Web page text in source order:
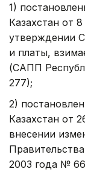
1)
Казахстан от
утверждении
и платы,
(САПП
277);
2)
Казахстан от
внесении
2003 года №